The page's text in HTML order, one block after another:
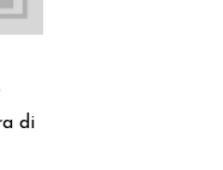
di